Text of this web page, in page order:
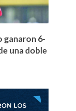
ganaron 6-
una doble